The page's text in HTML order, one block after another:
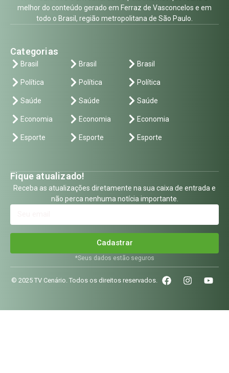
melhor do conteúdo gerado em Ferraz de Vasconcelos e em
todo o Brasil, região metropolitana de São Paulo.
Categorias
Brasil
Política
Saúde
Economia
Esporte
Brasil
Política
Saúde
Economia
Esporte
Brasil
Política
Saúde
Economia
Esporte
Fique atualizado!
Receba as atualizações diretamente na sua caixa de entrada e
não perca nenhuma notícia importante.
Cadastrar
*Seus dados estão seguros
© 2025 TV Cenário. Todos os direitos reservados.